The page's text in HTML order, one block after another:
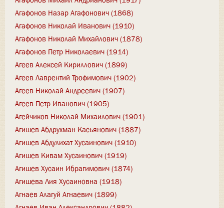
Агафонов Назар Агафонович (1868)
Агафонов Николай Иванович (1910)
Агафонов Николай Михайлович (1878)
Агафонов Петр Николаевич (1914)
Агеев Алексей Кириллович (1899)
Агеев Лаврентий Трофимович (1902)
Агеев Николай Андреевич (1907)
Агеев Петр Иванович (1905)
Агейчиков Николай Михаилович (1901)
Агишев Абдрухман Касьянович (1887)
Агишев Абдулихат Хусаинович (1910)
Агишев Кивам Хусаинович (1919)
Агишев Хусаин Ибрагимович (1874)
Агишева Лия Хусаиновна (1918)
Агнаев Алагуй Агнаевич (1899)